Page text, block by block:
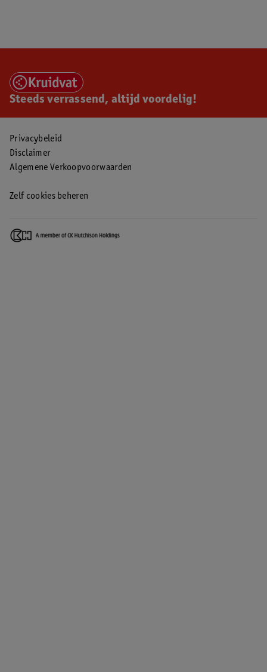
Steeds verrassend, altijd voordelig!
Privacybeleid
Disclaimer
Algemene Verkoopvoorwaarden
Zelf cookies beheren